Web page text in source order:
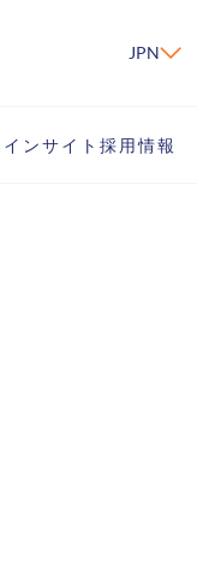
JPN
インサイト 採用情報